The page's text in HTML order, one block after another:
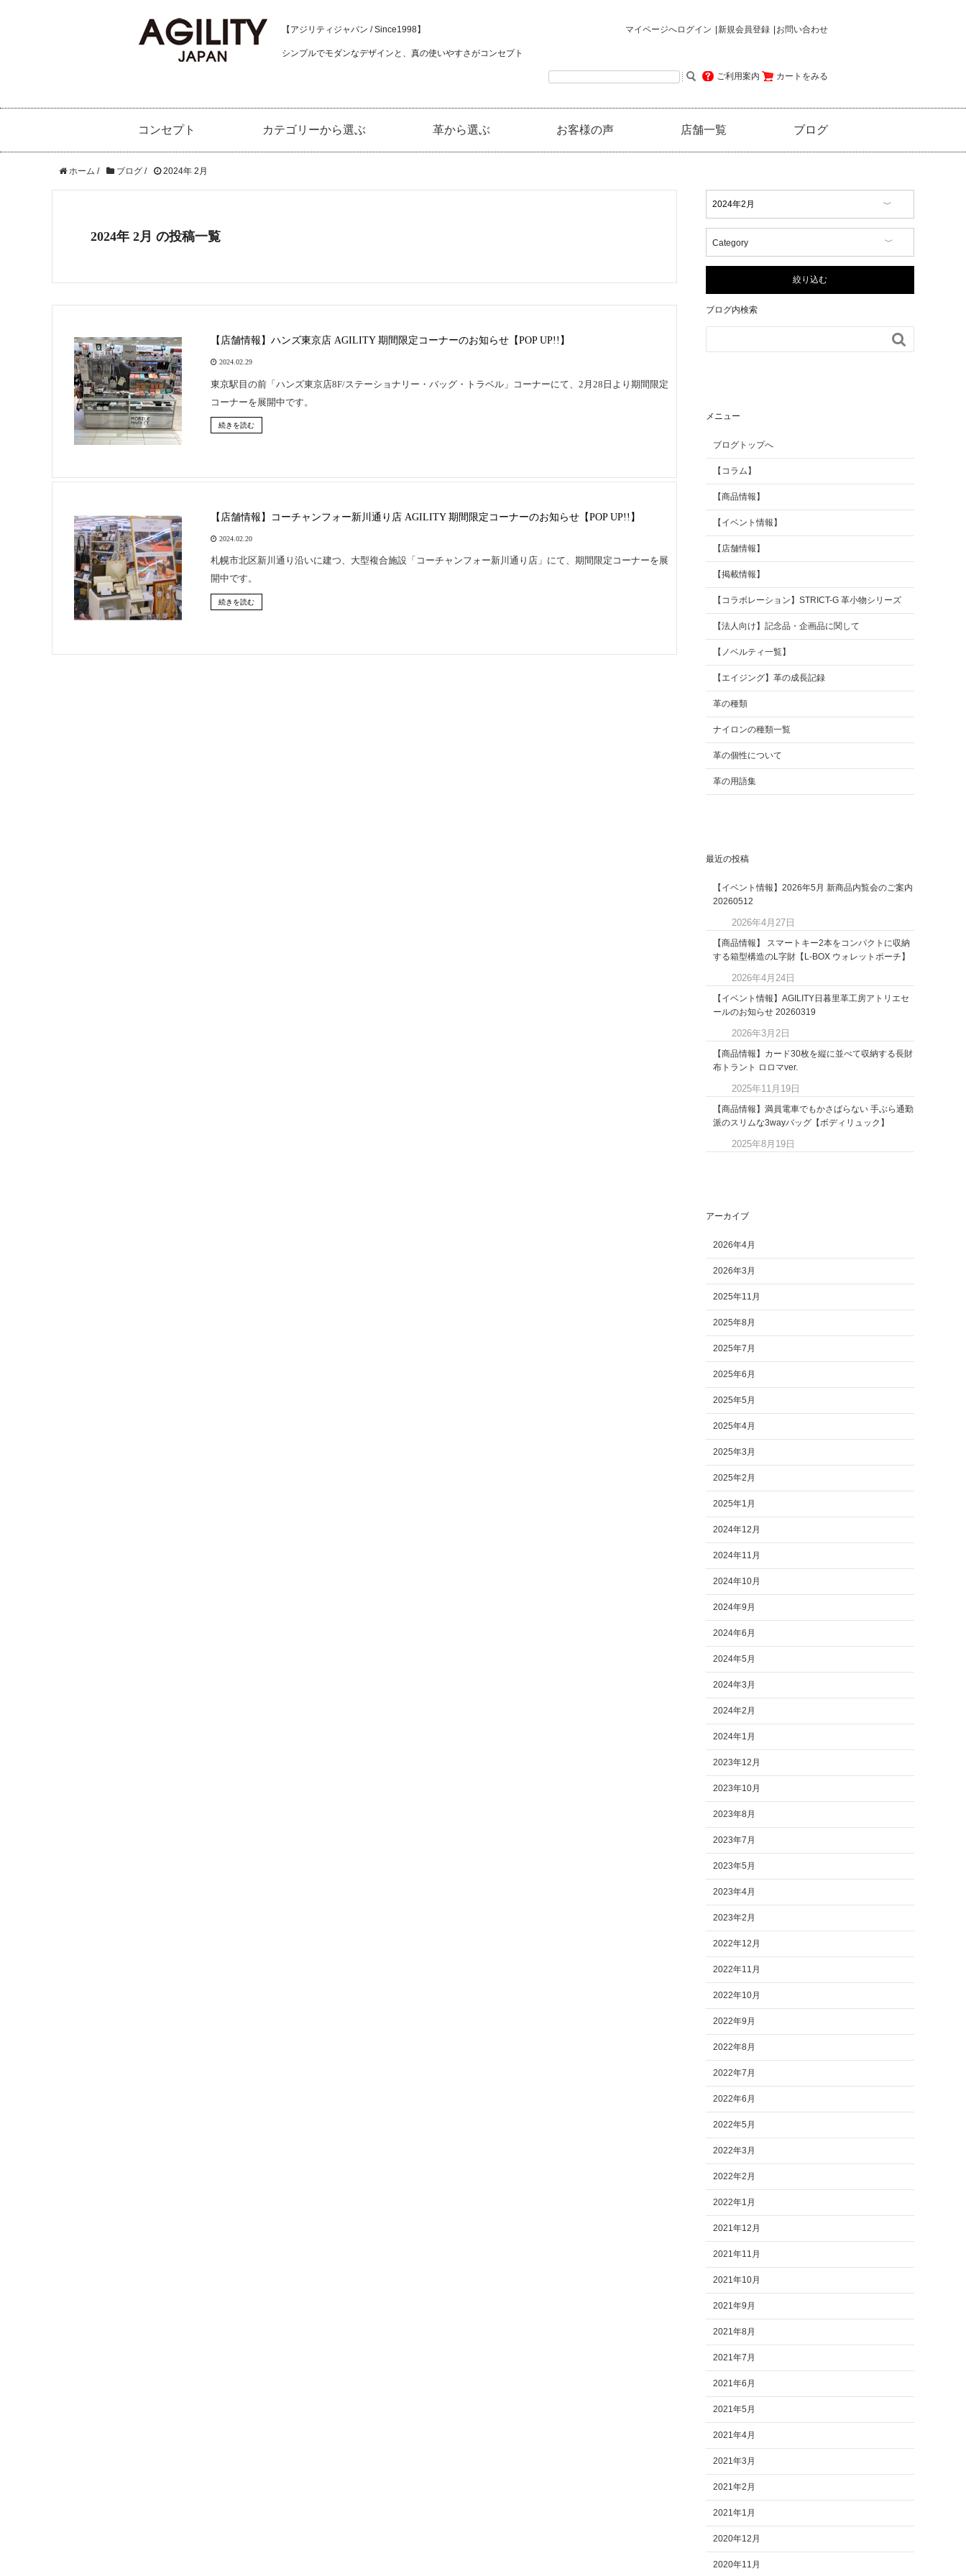
【アジリティジャパン / Since1998】
シンプルでモダンなデザインと、真の使いやすさがコンセプト
マイページへログイン 新規会員登録 お問い合わせ
ご利用案内 カートをみる
コンセプト カテゴリーから選ぶ 革から選ぶ お客様の声 店舗一覧 ブログ
ホーム / ブログ / 2024年 2月
2024年 2月 の投稿一覧
【店舗情報】ハンズ東京店 AGILITY 期間限定コーナーのお知らせ【POP UP!!】
2024.02.29
東京駅目の前「ハンズ東京店8F/ステーショナリー・バッグ・トラベル」コーナーにて、2月28日より期間限定
コーナーを展開中です。
続きを読む
【店舗情報】コーチャンフォー新川通り店 AGILITY 期間限定コーナーのお知らせ【POP UP!!】
2024.02.20
札幌市北区新川通り沿いに建つ、大型複合施設「コーチャンフォー新川通り店」にて、期間限定コーナーを展
開中です。
続きを読む
Category
【商品情報】
AGILITY Affa(アジリテ
ィ アファ)
絞り込む
ブログ内検索

メニュー
ブログトップへ
【コラム】
【商品情報】
【イベント情報】
【店舗情報】
【掲載情報】
【コラボレーション】STRICT-G 革小物シリーズ
【法人向け】記念品・企画品に関して
【ノベルティ一覧】
【エイジング】革の成長記録
革の種類
ナイロンの種類一覧
革の個性について
革の用語集
最近の投稿
【イベント情報】2026年5月 新商品内覧会のご案内
20260512
2026年4月27日
【商品情報】 スマートキー2本をコンパクトに収納
する箱型構造のL字財【L-BOX ウォレットポーチ】
2026年4月24日
【イベント情報】AGILITY日暮里革工房アトリエセ
ールのお知らせ 20260319
2026年3月2日
【商品情報】カード30枚を縦に並べて収納する長財
布トラント ロロマver.
2025年11月19日
【商品情報】満員電車でもかさばらない 手ぶら通勤
派のスリムな3wayバッグ【ボディリュック】
2025年8月19日
アーカイブ
2026年4月
2026年3月
2025年11月
2025年8月
2025年7月
2025年6月
2025年5月
2025年4月
2025年3月
2025年2月
2025年1月
2024年12月
2024年11月
2024年10月
2024年9月
2024年6月
2024年5月
2024年3月
2024年2月
2024年1月
2023年12月
2023年10月
2023年8月
2023年7月
2023年5月
2023年4月
2023年2月
2022年12月
2022年11月
2022年10月
2022年9月
2022年8月
2022年7月
2022年6月
2022年5月
2022年3月
2022年2月
2022年1月
2021年12月
2021年11月
2021年10月
2021年9月
2021年8月
2021年7月
2021年6月
2021年5月
2021年4月
2021年3月
2021年2月
2021年1月
2020年12月
2020年11月